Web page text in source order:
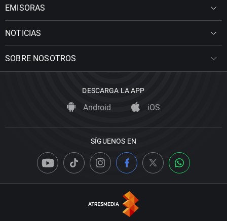
EMISORAS
NOTICIAS
SOBRE NOSOTROS
DESCARGA LA APP
Android iOS
SÍGUENOS EN